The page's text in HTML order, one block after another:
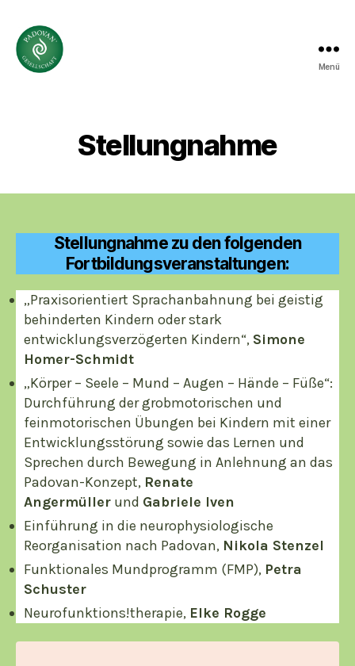
Methode®
Menü
Stellungnahme
Stellungnahme zu den folgenden
Fortbildungsveranstaltungen:
„Praxisorientiert Sprachanbahnung bei geistig
behinderten Kindern oder stark
entwicklungsverzögerten Kindern“, Simone
Homer-Schmidt
„Körper – Seele – Mund – Augen – Hände – Füße“:
Durchführung der grob­motorischen und
feinmotorischen Übungen bei Kindern mit einer
Entwicklungsstö­rung sowie das Lernen und
Sprechen durch Bewegung in Anlehnung an das
Pado­van-Konzept, Renate
Angermüller und Gabriele Iven
Einführung in die neurophysiologische
Reorganisation nach Padovan, Nikola Stenzel
Funktionales Mundprogramm (FMP), Petra
Schuster
Neurofunktions!therapie, Elke Rogge